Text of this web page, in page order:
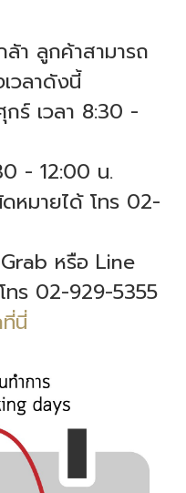
า ลูกค้าสามารถ
เวลาดังนี้
ร์ เวลา 8:30 -
- 12:00 น.
ดหมายได้ โทร 02-
หรือ Line
ทร 02-929-5355
นี่